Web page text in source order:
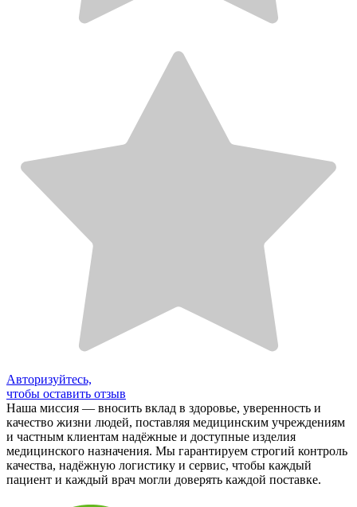
Авторизуйтесь,
чтобы оставить отзыв
Наша миссия — вносить вклад в здоровье, уверенность и
качество жизни людей, поставляя медицинским учреждениям
и частным клиентам надёжные и доступные изделия
медицинского назначения. Мы гарантируем строгий контроль
качества, надёжную логистику и сервис, чтобы каждый
пациент и каждый врач могли доверять каждой поставке.